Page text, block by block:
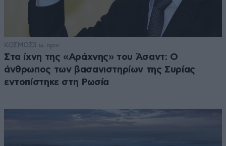
ΚΟΣΜΟΣ3 ω. πριν
Στα ίχνη της «Αράχνης» του Άσαντ: Ο
άνθρωπος των βασανιστηρίων της Συρίας
εντοπίστηκε στη Ρωσία